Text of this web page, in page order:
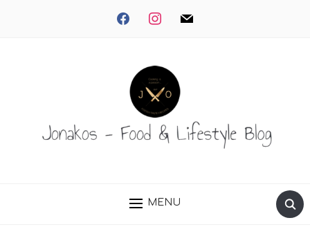
facebookinstagrammail
MENU